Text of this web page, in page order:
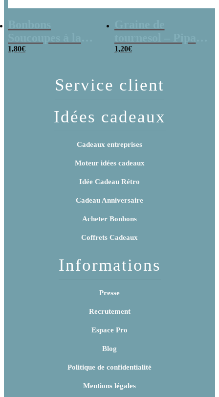
poudre (x20)
1,80€
x 3
1,20€
Service client
Idées cadeaux
Cadeaux entreprises
Moteur idées cadeaux
Idée Cadeau Rétro
Cadeau Anniversaire
Acheter Bonbons
Coffrets Cadeaux
Informations
Presse
Recrutement
Espace Pro
Blog
Politique de confidentialité
Mentions légales